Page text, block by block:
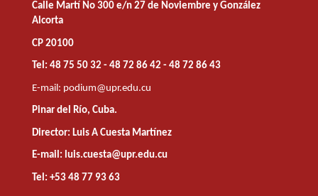
Calle Martí No 300 e/n 27 de Noviembre y González
Alcorta
CP 20100
Tel: 48 75 50 32 - 48 72 86 42 - 48 72 86 43
E-mail: podium@upr.edu.cu
Pinar del Río, Cuba.
Director: Luis A Cuesta Martínez
E-mail: luis.cuesta@upr.edu.cu
Tel: +53 48 77 93 63